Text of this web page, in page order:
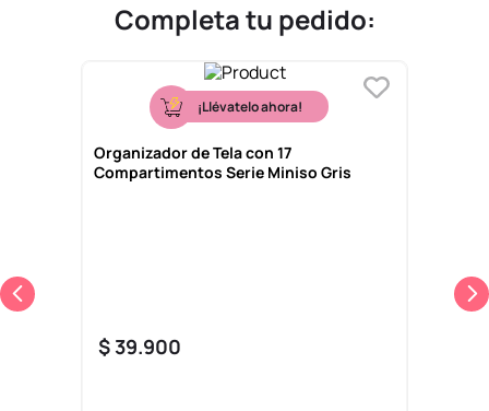
Completa tu pedido:
¡Llévatelo ahora!
Organizador de Tela con 17
Compartimentos Serie Miniso Gris
$39.900